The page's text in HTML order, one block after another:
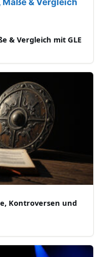
& Vergleich mit GLE
Kontroversen und